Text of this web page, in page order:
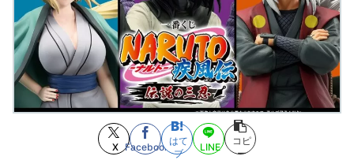
明日から1週間、好きなものを毎日1つ食べられるなら何食べる？ (8/6
17:04)
(ヽ´ん`)「ボルト3連覇って凄いな。12年間も世界一かよ」 ←Z世代が困惑
www
(8/6 16:35)
32歳女性、ジャンプ関連グッズを『注文キャンセル』繰り返し逮捕。総額
43億。「購入した気分になる」いやどう見ても在庫枯らせての転売だろ
(8/6
16:30)
近所のコープにいる爺さん、隙あらば他人のカゴに商品を入れようとする
ワンピースより面白い漫画、ガチでこの世に存在しないかもしれないｗｗ
X Facebook
はて
ブ
LINE
コピ
ー